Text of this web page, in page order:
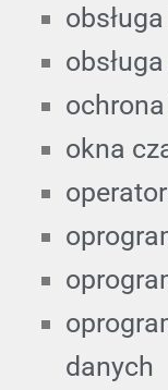
okna
danych